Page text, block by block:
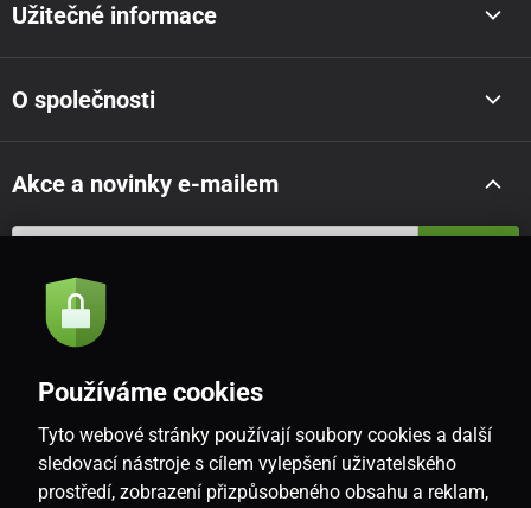
Užitečné informace
O společnosti
Akce a novinky e-mailem
Souhlasím se
CZ
Používáme cookies
Tyto webové stránky používají soubory cookies a další
sledovací nástroje s cílem vylepšení uživatelského
prostředí, zobrazení přizpůsobeného obsahu a reklam,